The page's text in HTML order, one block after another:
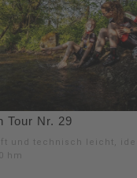
Tour Nr. 29
und technisch leicht,
hm